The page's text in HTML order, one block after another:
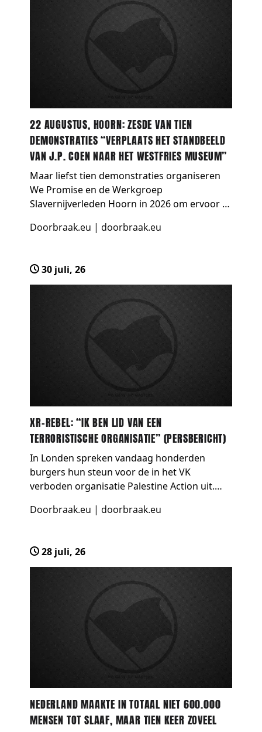
22 AUGUSTUS, HOORN: ZESDE VAN TIEN
DEMONSTRATIES “VERPLAATS HET STANDBEELD
VAN J.P. COEN NAAR HET WESTFRIES MUSEUM”
Maar liefst tien demonstraties organiseren
We Promise en de Werkgroep
Slavernijverleden Hoorn in 2026 om ervoor te
genocidepleger Jan Pieterszoon Coen wordt
Doorbraak.eu | doorbraak.eu
30 juli, 26
XR-REBEL: “IK BEN LID VAN EEN
TERRORISTISCHE ORGANISATIE” (PERSBERICHT)
In Londen spreken vandaag honderden
burgers hun steun voor de in het VK
verboden organisatie Palestine Action uit.
rebellen van XR Justice Now! Ze riskeren een
Doorbraak.eu | doorbraak.eu
28 juli, 26
NEDERLAND MAAKTE IN TOTAAL NIET 600.000
MENSEN TOT SLAAF, MAAR TIEN KEER ZOVEEL